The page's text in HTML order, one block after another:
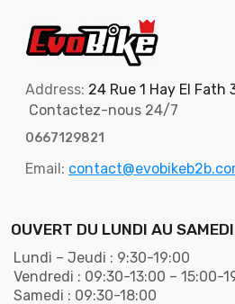
Address: 24 Rue 1 Hay El Fath
Contactez-nous 24/7
0667129821
Email:
OUVERT DU LUNDI AU SAMEDI
Lundi – Jeudi : 9:30-19:00
Vendredi : 09:30-13:00 – 15:00-
Samedi : 09:30-18:00